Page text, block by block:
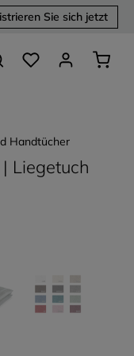
Sie sich jetzt
Du hast 0 Produkte
Handtücher
Liegetuch